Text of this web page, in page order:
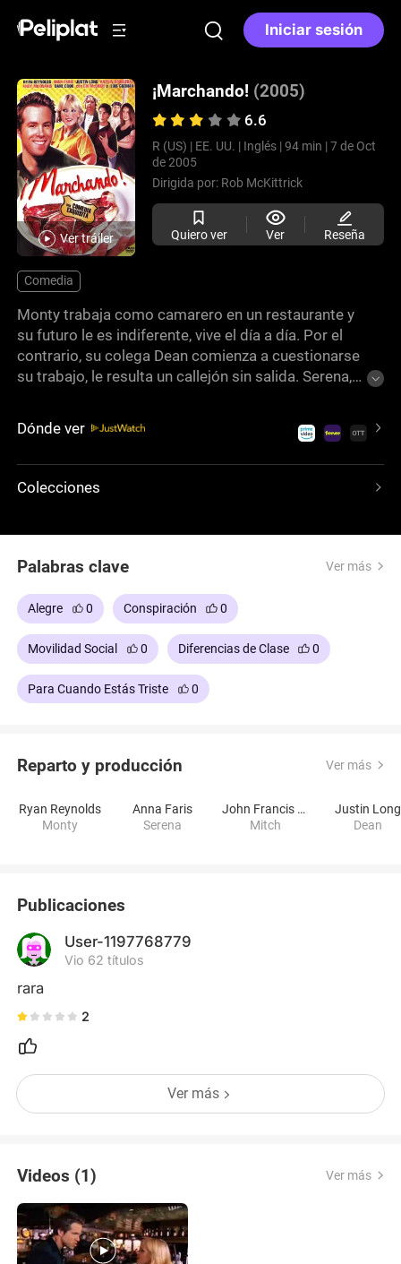
Iniciar sesión
Ver tráiler
¡Marchando! (2005)
6.6
R (US) | EE. UU. | Inglés | 94 min | 7 de Oct
de 2005
Dirigida por: Rob McKittrick
Quiero ver Ver Reseña
Comedia
Monty trabaja como camarero en un restaurante y
su futuro le es indiferente, vive el día a día. Por el
contrario, su colega Dean comienza a cuestionarse
su trabajo, le resulta un callejón sin salida. Serena,
la dinámica de trabajo roza el delirio. Una divertida
comedia con momentos hilarantes que cuenta con
Faris, y que fue escrita por su director Rob
Dónde ver
Colecciones
Palabras clave Ver más
Alegre 0 Conspiración 0
Movilidad Social 0 Diferencias de Clase 0
Para Cuando Estás Triste 0
Reparto y producción Ver más
Ryan Reynolds
Monty
Anna Faris
Serena
John Francis Daley
Mitch
Justin Long
Dean
Publicaciones
User-1197768779
Vio 62 títulos
rara
2
Ver más
Videos (1) Ver más